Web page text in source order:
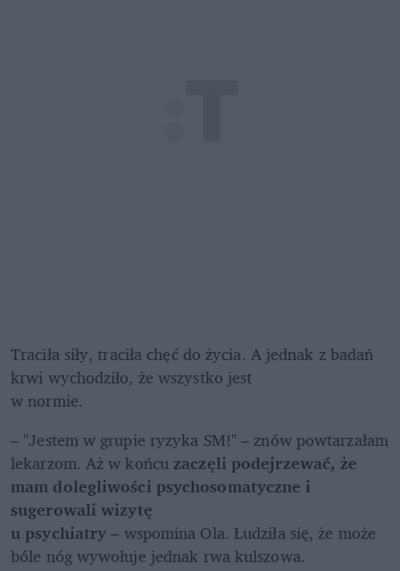
Traciła siły, traciła chęć do życia. A jednak z badań
krwi wychodziło, że wszystko jest
w normie.
– "Jestem w grupie ryzyka SM!" – znów powtarzałam
lekarzom. Aż w końcu zaczęli podejrzewać, że
mam dolegliwości psychosomatyczne i
sugerowali wizytę
u psychiatry – wspomina Ola. Łudziła się, że może
bóle nóg wywołuje jednak rwa kulszowa.